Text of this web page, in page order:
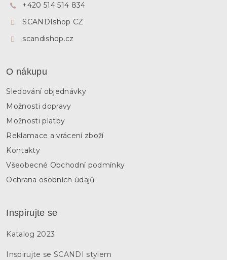
+420 514 514 834
SCANDIshop CZ
scandishop.cz
O nákupu
Sledování objednávky
Možnosti dopravy
Možnosti platby
Reklamace a vrácení zboží
Kontakty
Všeobecné Obchodní podmínky
Ochrana osobních údajů
Inspirujte se
Katalog 2023
Inspirujte se SCANDI stylem